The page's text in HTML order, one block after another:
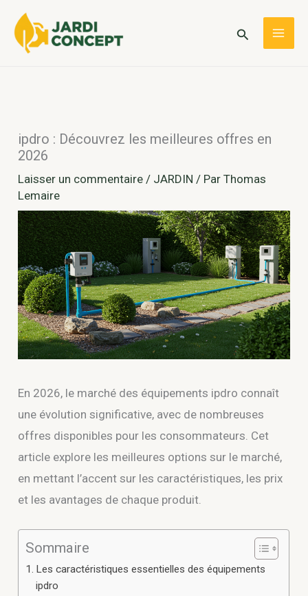
contenu
Rechercher
ipdro : Découvrez les meilleures offres en
2026
Laisser un commentaire / JARDIN / ParThomas
Lemaire
En 2026, le marché des équipements ipdro connaît
une évolution significative, avec de nombreuses
offres disponibles pour les consommateurs. Cet
article explore les meilleures options sur le marché,
en mettant l’accent sur les caractéristiques, les prix
et les avantages de chaque produit.
Sommaire
Les caractéristiques essentielles des équipements
ipdro